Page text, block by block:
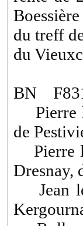
du treff
du
BN
Pierre
de
Pierre
Dresnay,
Jean le